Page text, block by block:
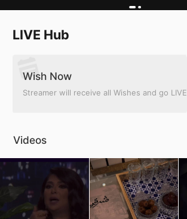
LIVE Hub
Wish Now
Streamer will receive all Wishes and go LIVE
Videos